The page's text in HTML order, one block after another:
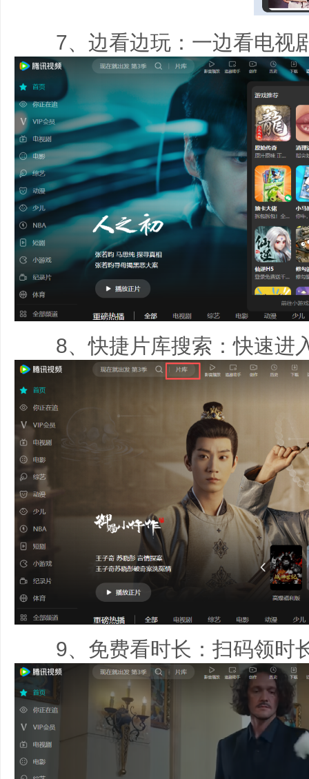
7、边看边玩：一边看电视
8、快捷片库搜索：快速进
9、免费看时长：扫码领时